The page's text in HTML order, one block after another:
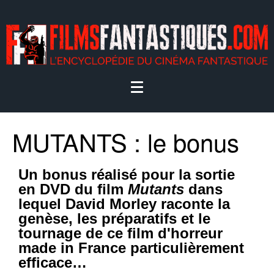
MUTANTS : le bonus
Un bonus réalisé pour la sortie
en DVD du film Mutants dans
lequel David Morley raconte la
genèse, les préparatifs et le
tournage de ce film d'horreur
made in France particulièrement
efficace…